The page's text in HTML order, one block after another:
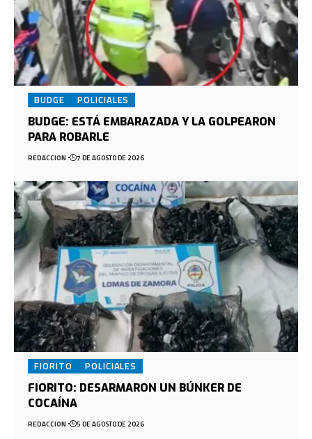
BUDGE POLICIALES
BUDGE: ESTÁ EMBARAZADA Y LA GOLPEARON
PARA ROBARLE
REDACCION 7 DE AGOSTO DE 2026
FIORITO POLICIALES
FIORITO: DESARMARON UN BÚNKER DE
COCAÍNA
REDACCION 5 DE AGOSTO DE 2026